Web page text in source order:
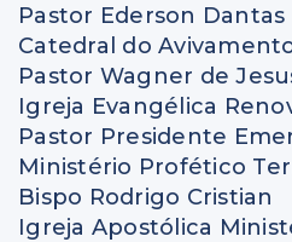
Pastor Ederson Dantas
Catedral do
Pastor Wagner de
Igreja Evangélica
Pastor Presidente
Ministério Profético
Bispo Rodrigo Cristian
Igreja Apostólica